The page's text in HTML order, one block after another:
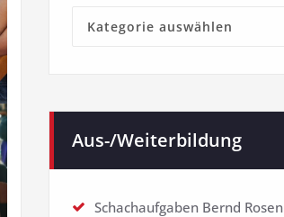
Kategorien
Aus-/Weiterbildung
Schachaufgaben Bernd Rosen